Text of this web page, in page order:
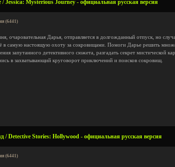
Jessica: Mysterious Journey - официальная русская версия
(6441)
очаровательная Дарья, отправляется в долгожданный отпуск, но
в самую настоящую охоту за сокровищами. Помоги Дарье решить
запутанного детективного сюжета, разгадать секрет мистической
в захватывающий круговорот приключений и поисков сокровищ.
/ Detective Stories: Hollywood - официальная русская версия
(6441)